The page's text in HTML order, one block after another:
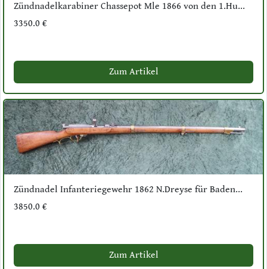
Zündnadelkarabiner Chassepot Mle 1866 von den 1.Hu...
3350.0 €
Zum Artikel
Zündnadel Infanteriegewehr 1862 N.Dreyse für Baden...
3850.0 €
Zum Artikel